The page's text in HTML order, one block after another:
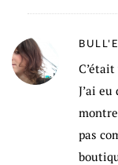
J’ai
pas